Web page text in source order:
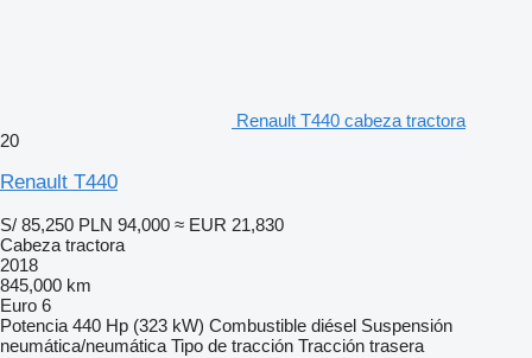
Renault T440 cabeza tractora
20
Renault T440
S/ 85,250 PLN 94,000 ≈ EUR 21,830
Cabeza tractora
2018
845,000 km
Euro 6
Potencia 440 Hp (323 kW) Combustible diésel Suspensión
neumática/neumática Tipo de tracción Tracción trasera